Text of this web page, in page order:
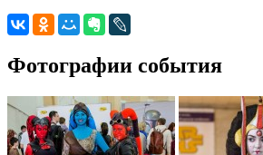
Фотографии события